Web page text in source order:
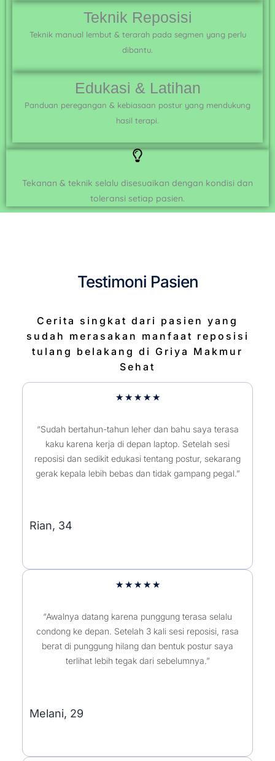
Teknik Reposisi
Teknik manual lembut & terarah pada segmen yang perlu
dibantu.
Edukasi & Latihan
Panduan peregangan & kebiasaan postur yang mendukung
hasil terapi.
Tekanan & teknik selalu disesuaikan dengan kondisi dan
toleransi setiap pasien.
Testimoni Pasien
Cerita singkat dari pasien yang
sudah merasakan manfaat reposisi
tulang belakang di Griya Makmur
Sehat
★ ★ ★ ★ ★5/5
“Sudah bertahun-tahun leher dan bahu saya terasa
kaku karena kerja di depan laptop. Setelah sesi
reposisi dan sedikit edukasi tentang postur, sekarang
gerak kepala lebih bebas dan tidak gampang pegal.”
Rian, 34
★ ★ ★ ★ ★5/5
“Awalnya datang karena punggung terasa selalu
condong ke depan. Setelah 3 kali sesi reposisi, rasa
berat di punggung hilang dan bentuk postur saya
terlihat lebih tegak dari sebelumnya.”
Melani, 29